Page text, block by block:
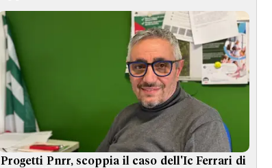
Progetti Pnrr, scoppia il caso dell'Ic Ferrari di